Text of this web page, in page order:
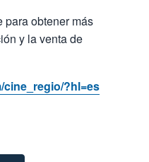
para obtener más
y la venta de
cine_regio/?hl=es